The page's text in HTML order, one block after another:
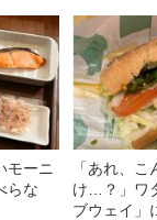
モーニ
らな
「あれ、
け…？」ワ
ブウェイ」